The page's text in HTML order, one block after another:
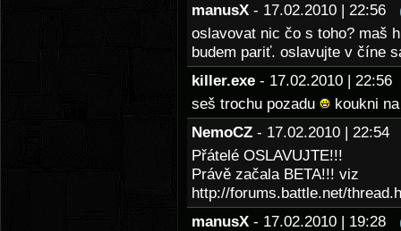
manusX - 17.02.2010 | 22:56
oslavovat nic čo s toho? maš
budem pariť. oslavujte v číne
killer.exe - 17.02.2010 |
seš trochu pozadu
koukni
NemoCZ - 17.02.2010 |
Přátelé OSLAVUJTE!!!
Právě začala BETA!!! viz
http://forums.battle.net/
manusX - 17.02.2010 | 19:28